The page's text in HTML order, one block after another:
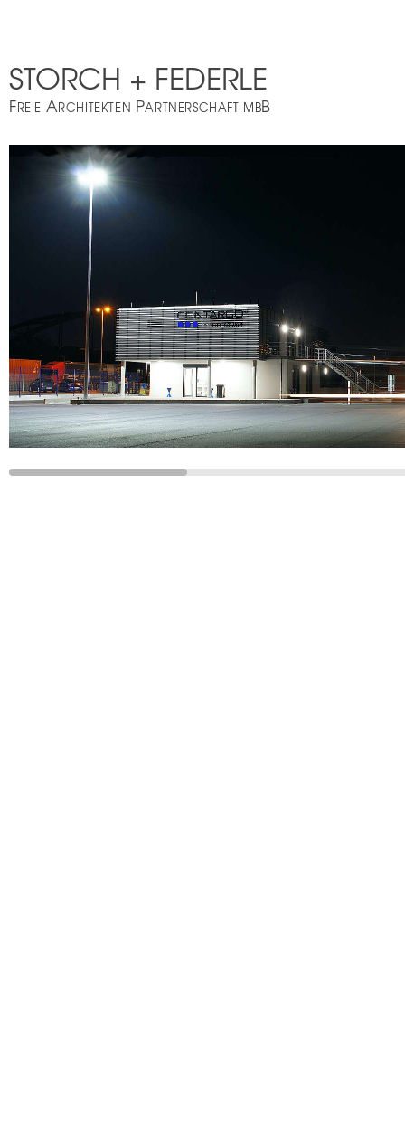
STORCH + FEDERLE
FREIE ARCHITEKTEN PARTNERSCHAFT MBB